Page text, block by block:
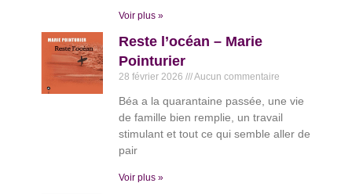
Voir plus »
Reste l’océan – Marie
Pointurier
28 février 2026 Aucun commentaire
Béa a la quarantaine passée, une vie
de famille bien remplie, un travail
stimulant et tout ce qui semble aller de
pair
Voir plus »